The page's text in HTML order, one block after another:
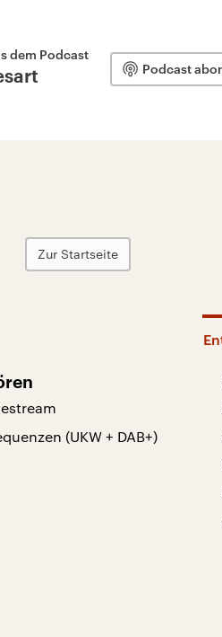
dem Podcast
Podcast
Zur Startseite
(UKW + DAB+)